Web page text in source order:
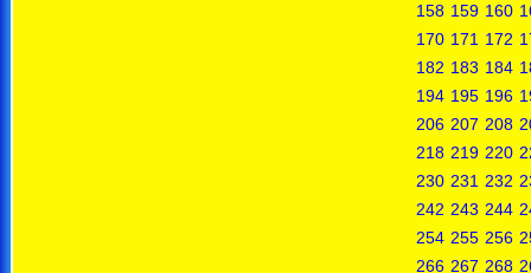
158 159 160
170 171 172
182 183 184
194 195 196
206 207 208
218 219 220
230 231 232
242 243 244
254 255 256
266 267 268